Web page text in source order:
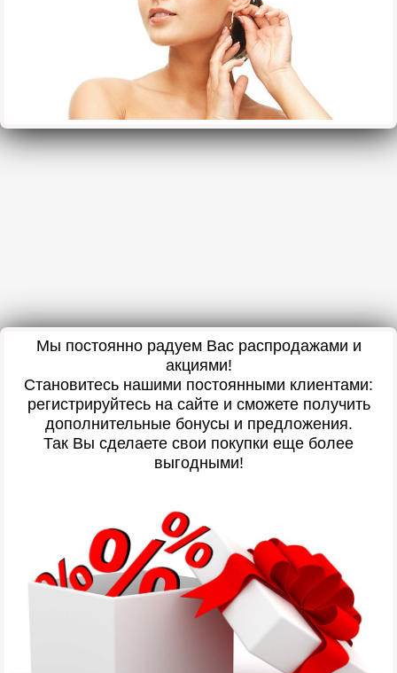
Мы постоянно радуем Вас распродажами и
акциями!
Становитесь нашими постоянными клиентами:
регистрируйтесь на сайте и сможете получить
дополнительные бонусы и предложения.
Так Вы сделаете свои покупки еще более
выгодными!